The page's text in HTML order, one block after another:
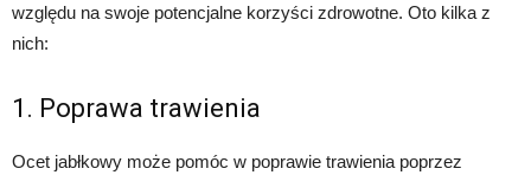
względu na swoje potencjalne korzyści zdrowotne. Oto kilka z
nich:
1. Poprawa trawienia
Ocet jabłkowy może pomóc w poprawie trawienia poprzez